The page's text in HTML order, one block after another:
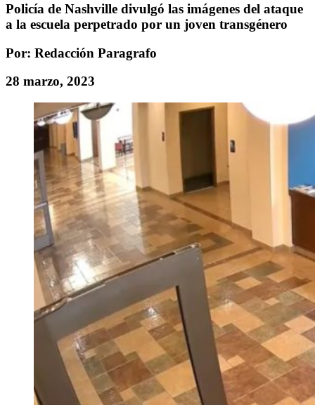
Policía de Nashville divulgó las imágenes del ataque
a la escuela perpetrado por un joven transgénero
Por: Redacción Paragrafo
28 marzo, 2023